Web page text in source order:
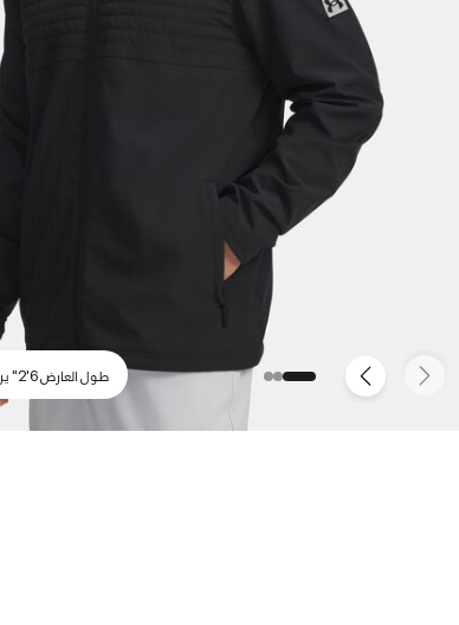
طول العارض 6'2" يرتدي مقاس كبير